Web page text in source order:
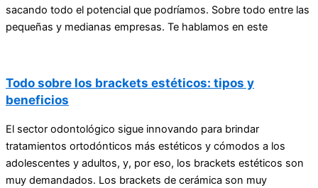
sacando todo el potencial que podríamos. Sobre todo entre las
pequeñas y medianas empresas. Te hablamos en este
Todo sobre los brackets estéticos: tipos y
beneficios
El sector odontológico sigue innovando para brindar
tratamientos ortodónticos más estéticos y cómodos a los
adolescentes y adultos, y, por eso, los brackets estéticos son
muy demandados. Los brackets de cerámica son muy